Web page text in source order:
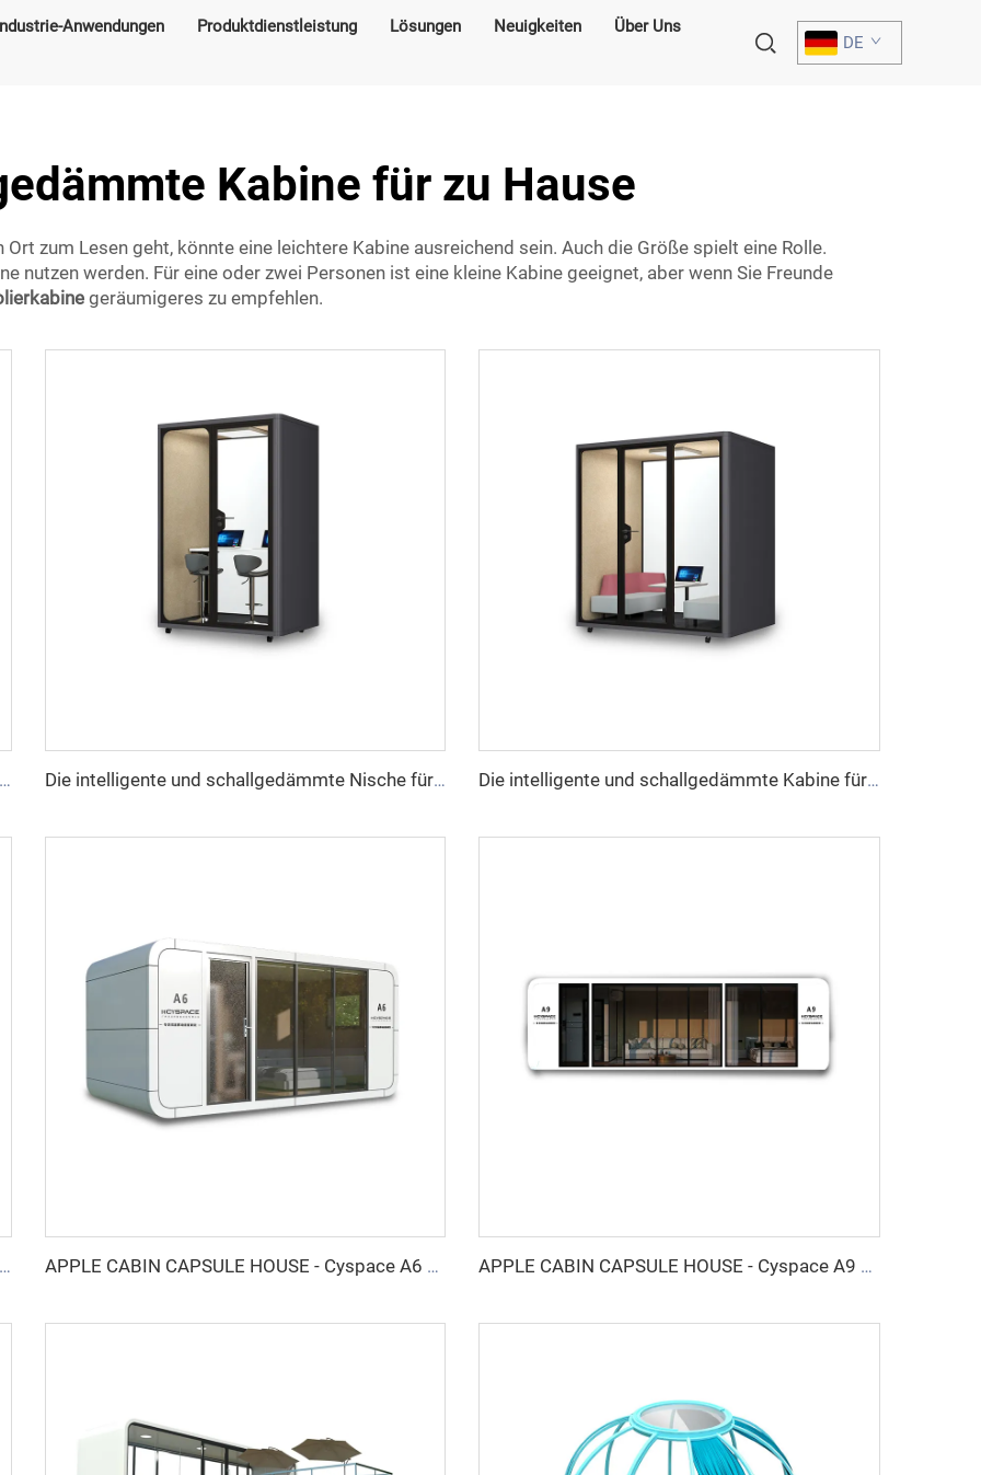
Anwendungen Produktdienstleistung Lösungen Neuigkeiten
Über Uns
DE
Kabine für zu Hause
zum Lesen geht, könnte eine leichtere Kabine ausreichend sein. Auch die Größe spielt eine Rolle.
nutzen werden. Für eine oder zwei Personen ist eine kleine Kabine geeignet, aber wenn Sie Freunde
geräumigeres zu empfehlen.
Die intelligente und schallgedämmte Nische für 1 Person – Cyspace Y PRO Serie Die intelligente und schallgedämmte Nische für 2 Personen – Cyspace Y PRO Serie Die intelligente und schallgedämmte Kabine für 4 Personen – Cyspace Y PRO Serie
Die intelligente und schallgedämmte Nische für 6 Personen – Cyspace Y PRO Serie APPLE CABIN CAPSULE HOUSE - Cyspace A6 Serie APPLE CABIN CAPSULE HOUSE - Cyspace A9 Serie